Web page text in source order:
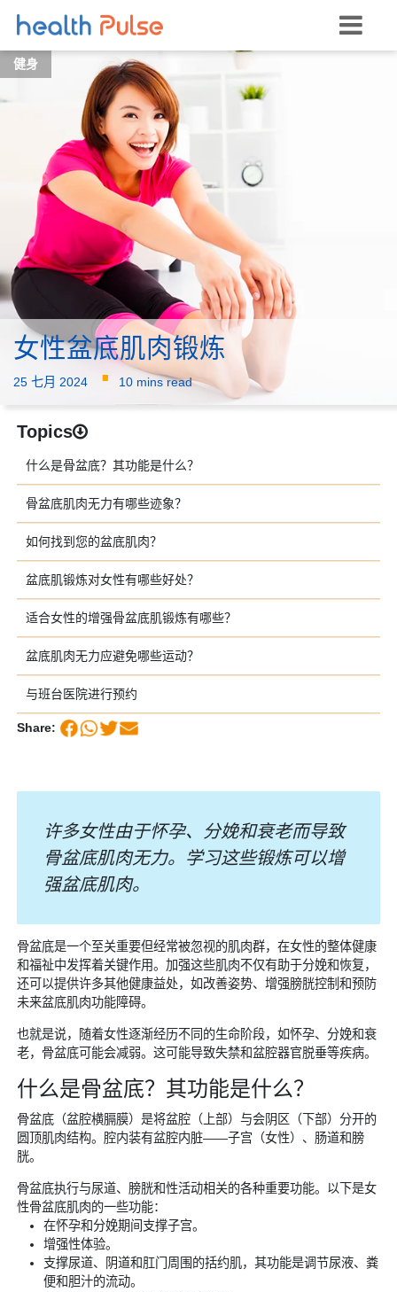
健身
女性盆底肌肉锻炼
25 七月 2024 · 10 mins read
Topics
什么是骨盆底？其功能是什么？
骨盆底肌肉无力有哪些迹象？
如何找到您的盆底肌肉？
盆底肌锻炼对女性有哪些好处？
适合女性的增强骨盆底肌锻炼有哪些？
盆底肌肉无力应避免哪些运动？
与班台医院进行预约
Share:
许多女性由于怀孕、分娩和衰老而导致
骨盆底肌肉无力。学习这些锻炼可以增
强盆底肌肉。
骨盆底是一个至关重要但经常被忽视的肌肉群，在女性的整体健康
和福祉中发挥着关键作用。加强这些肌肉不仅有助于分娩和恢复，
还可以提供许多其他健康益处，如改善姿势、增强膀胱控制和预防
未来盆底肌肉功能障碍。
也就是说，随着女性逐渐经历不同的生命阶段，如怀孕、分娩和衰
老，骨盆底可能会减弱。这可能导致失禁和盆腔器官脱垂等疾病。
什么是骨盆底？其功能是什么？
骨盆底（盆腔横膈膜）是将盆腔（上部）与会阴区（下部）分开的
圆顶肌肉结构。腔内装有盆腔内脏——子宫（女性）、肠道和膀
胱。
骨盆底执行与尿道、膀胱和性活动相关的各种重要功能。以下是女
性骨盆底肌肉的一些功能：
在怀孕和分娩期间支撑子宫。
增强性体验。
支撑尿道、阴道和肛门周围的括约肌，其功能是调节尿液、粪
便和胆汁的流动。